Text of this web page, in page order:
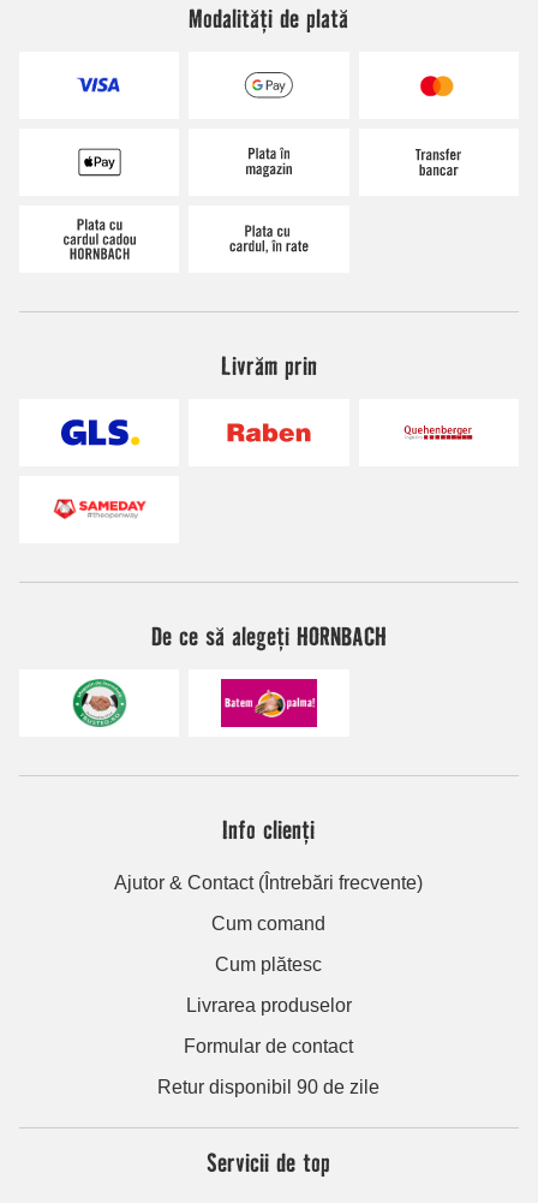
Modalități de plată
Livrăm prin
De ce să alegeți HORNBACH
Info clienți
Ajutor & Contact (Întrebări frecvente)
Cum comand
Cum plătesc
Livrarea produselor
Formular de contact
Retur disponibil 90 de zile
Servicii de top